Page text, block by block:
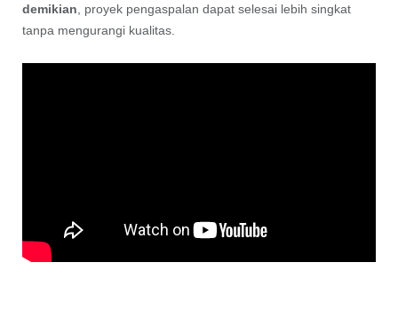
demikian , proyek pengaspalan dapat selesai lebih singkat
tanpa mengurangi kualitas.